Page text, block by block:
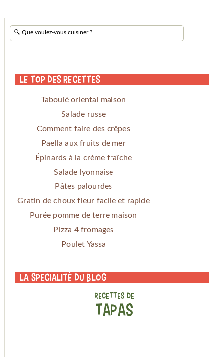
Le Top des Recettes
Taboulé oriental maison
Salade russe
Comment faire des crêpes
Paella aux fruits de mer
Épinards à la crème fraîche
Salade lyonnaise
Pâtes palourdes
Gratin de choux fleur facile et rapide
Purée pomme de terre maison
Pizza 4 fromages
Poulet Yassa
La specialité du blog
RECETTES DE
TAPAS